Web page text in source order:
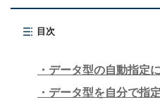
目次
データ型の自動指定
データ型を自分で指